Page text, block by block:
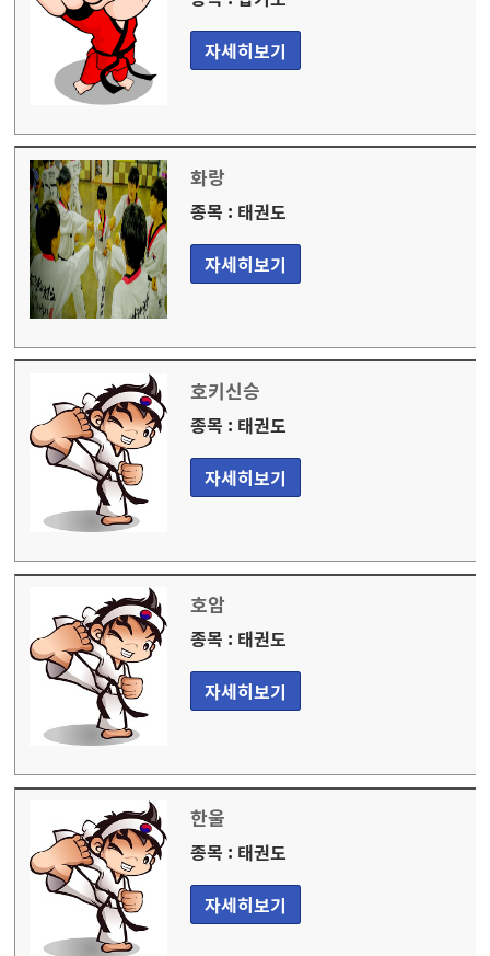
자세히보기
화랑
종목 : 태권도
자세히보기
호키신승
종목 : 태권도
자세히보기
호암
종목 : 태권도
자세히보기
한울
종목 : 태권도
자세히보기